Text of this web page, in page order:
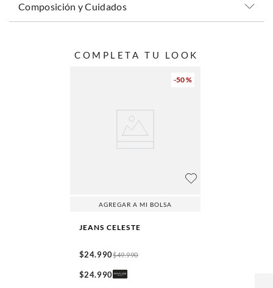
Composición y Cuidados
COMPLETA TU LOOK
-50 %
AGREGAR A MI BOLSA
JEANS CELESTE
$24.990$49.990
$24.990